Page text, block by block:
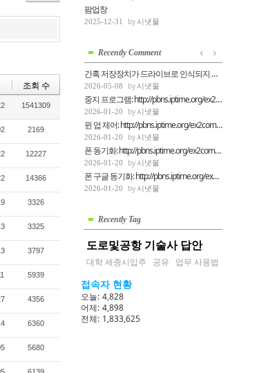
조회 수
1541309
2169
12227
14366
3326
3325
3797
5939
4356
6360
5680
팜업창
2025-12-31 시냇물
Recently Comment
간혹 저장장치가 드라이브로 인식되지 못할때 d...
2026-05-08 시냇물
중지 프로그램: http://pbns.iptime.org/ex2comp/...
2026-01-20 시냇물
윈 업 제어: http://pbns.iptime.org/ex2comp/246...
2026-01-20 시냇물
폰 동기화: http://pbns.iptime.org/ex2comp/2503...
2026-01-20 시냇물
폰 구글 동기화: http://pbns.iptime.org/ex2comp...
2026-01-20 시냇물
Recently Tag
도로및공항 기술사 답안
대학 세종시입주 공유 업무 사용법
접속자 현황
오늘: 4,828
어제: 4,898
전체: 1,833,625